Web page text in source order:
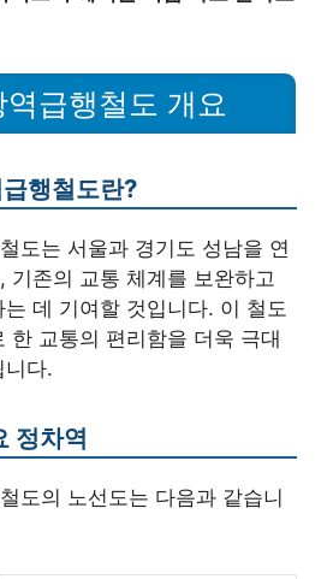
급행철도 개요
행철도란?
도는 서울과 경기도 성남을 연
기존의 교통 체계를 보완하고
데 기여할 것입니다. 이 철도
한 교통의 편리함을 더욱 극대
니다.
정차역
도의 노선도는 다음과 같습니